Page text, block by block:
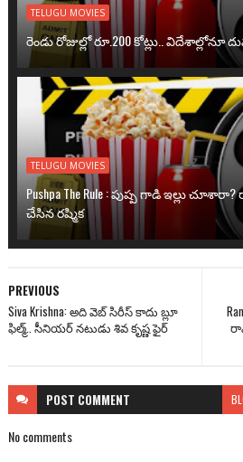
TELUGU MOVIES
రెండు రోజుల్లో రూ.200 కోట్లు.. విదేశాల్లోనూ
TELUGU MOVIES
Pushpa The Rule : పుష్ప గాడి ఇల్లు
చేసిన రష్మిక
PREVIOUS
Siva Krishna: అది వెబ్ సిరీస్ కాదు బ్లూ
ఫిల్మ్‌.. సీనియర్ నటుడు శివ కృష్ణ ఫైర్‌
POST COMMENT
No comments